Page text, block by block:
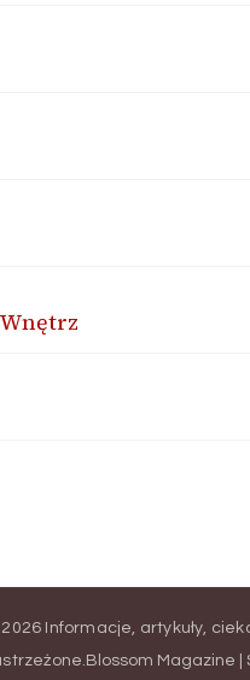
Informacje, artykuły,
Blossom Magazine |